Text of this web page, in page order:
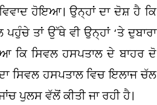
ਹੋਇਆ। ਉਨ੍ਹਾਂ ਦਾ ਦੋਸ਼ ਹੈ ਕਿ
ਤਾਂ ਉੱਥੇ ਵੀ ਉਨ੍ਹਾਂ ‘ਤੇ ਦੁਬਾਰਾ
ਕਿ ਸਿਵਲ ਹਸਪਤਾਲ ਦੇ ਬਾਹਰ ਦੋ
ਸਿਵਲ ਹਸਪਤਾਲ ਵਿਚ ਇਲਾਜ ਚੱਲ
ਪੁਲਸ ਵੱਲੋਂ ਕੀਤੀ ਜਾ ਰਹੀ ਹੈ।